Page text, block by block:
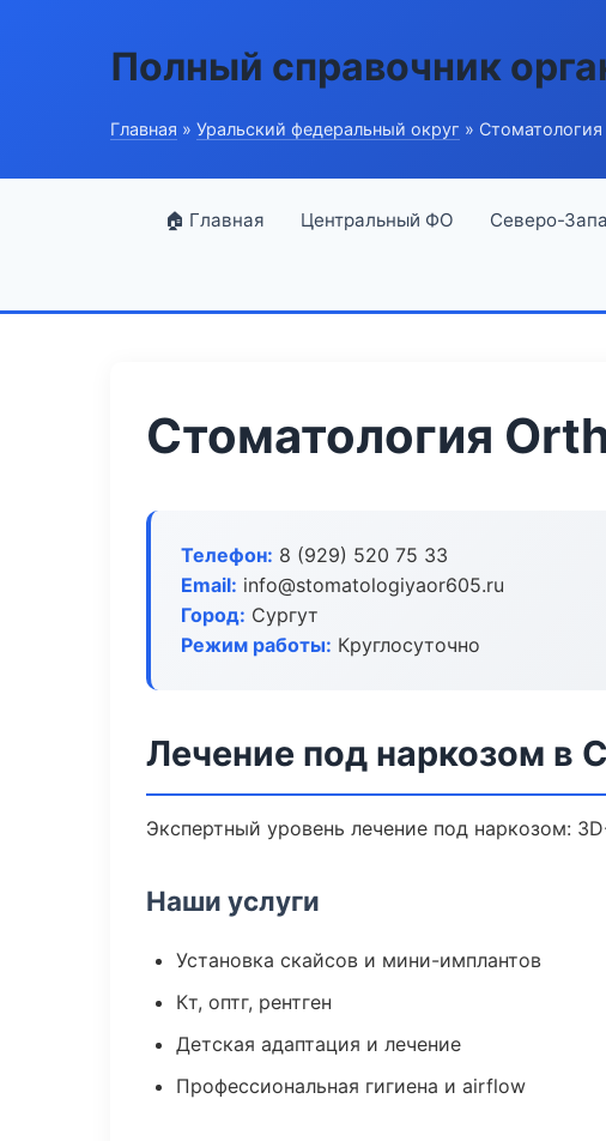
Полный справочник
Главная » Уральский федеральный округ »
🏠 Главная Центральный ФО Северо-
Стоматология
Телефон: 8 (929) 520 75 33
Email: info@stomatologiyaor605.ru
Город: Сургут
Режим работы: Круглосуточно
Лечение под наркозом в
Экспертный уровень лечение под наркозом:
Наши услуги
Установка скайсов и мини-имплантов
Кт, оптг, рентген
Детская адаптация и лечение
Профессиональная гигиена и airflow